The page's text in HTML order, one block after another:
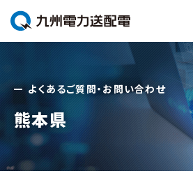
よくあるご質問・お問い合わせ
熊本県